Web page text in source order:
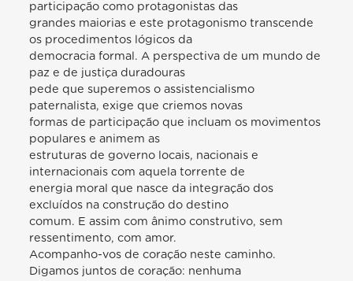
participação como protagonistas das
grandes maiorias e este protagonismo transcende
os procedimentos lógicos da
democracia formal. A perspectiva de um mundo de
paz e de justiça duradouras
pede que superemos o assistencialismo
paternalista, exige que criemos novas
formas de participação que incluam os movimentos
populares e animem as
estruturas de governo locais, nacionais e
internacionais com aquela torrente de
energia moral que nasce da integração dos
excluídos na construção do destino
comum. E assim com ânimo construtivo, sem
ressentimento, com amor.
Acompanho-vos de coração neste caminho.
Digamos juntos de coração: nenhuma